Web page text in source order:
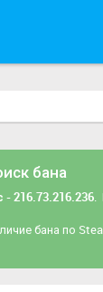
бана
216.73.216.236.
бана по